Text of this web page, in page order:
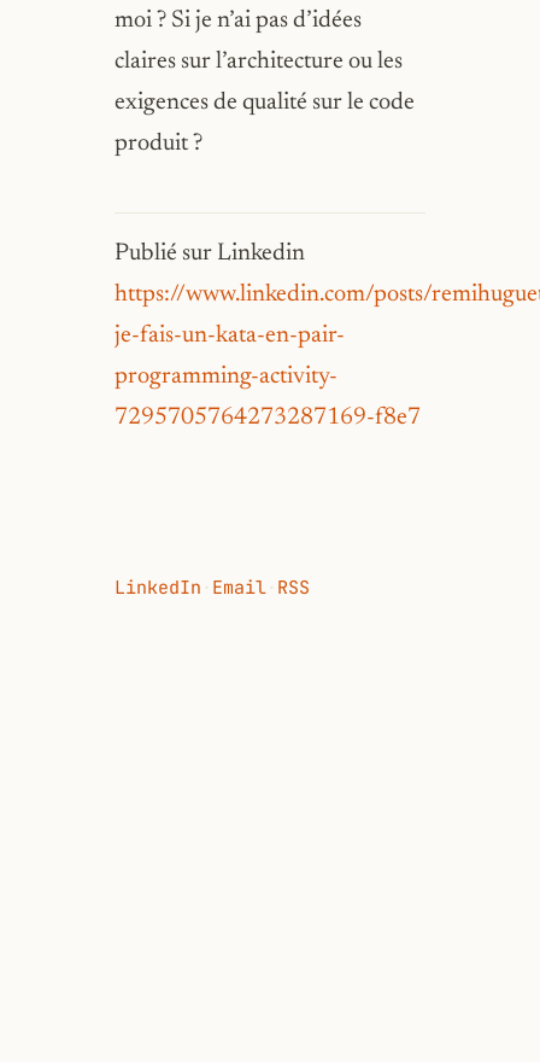
moi ? Si je n’ai pas d’idées
claires sur l’architecture ou les
exigences de qualité sur le code
produit ?
Publié sur Linkedin
https://www.linkedin.com/posts/
je-fais-un-kata-en-pair-
programming-activity-
7295705764273287169-f8e7
LinkedIn · Email· RSS